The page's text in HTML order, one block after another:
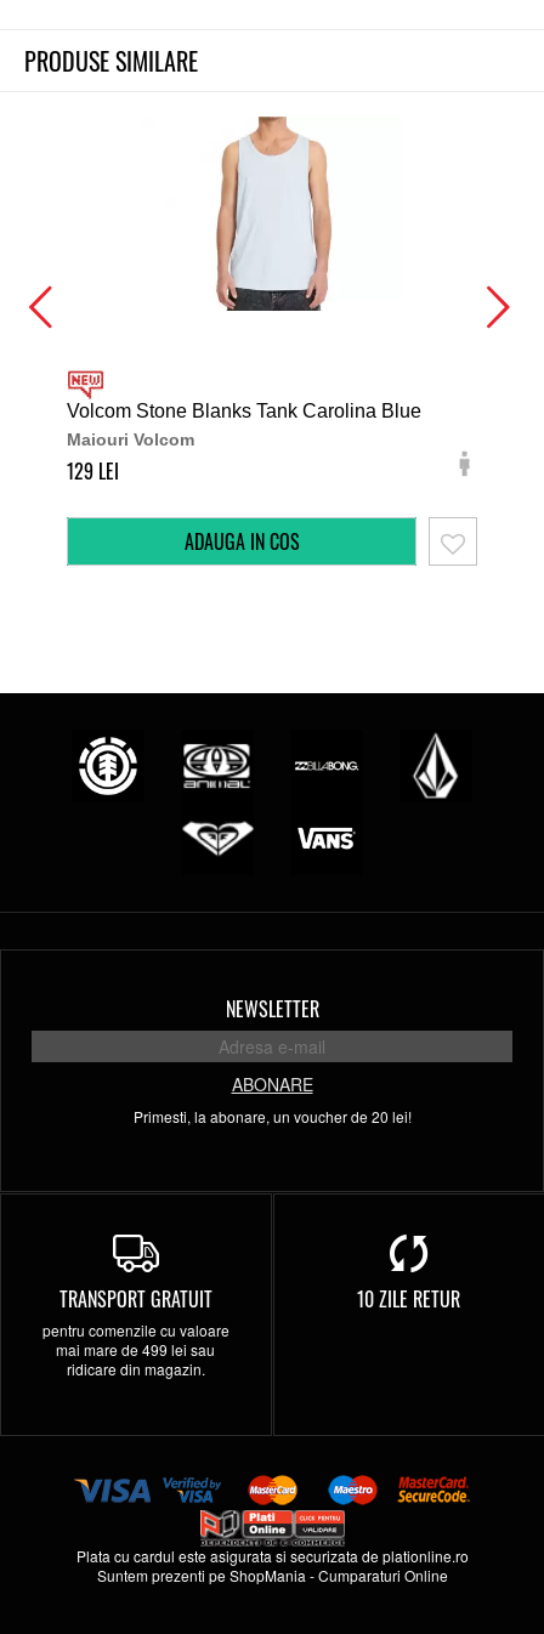
PRODUSE SIMILARE
Volcom Stone Blanks Tank Carolina Blue
Maiouri Volcom
129
NEWSLETTER
ABONARE
Primesti, la abonare, un voucher de 20 lei!
TRANSPORT GRATUIT
pentru comenzile cu valoare
mai mare de 499 lei sau
ridicare din magazin.
10 ZILE RETUR
Plata cu cardul este asigurata si securizata deplationline.ro
Suntem prezenti peShopMania -Cumparaturi Online